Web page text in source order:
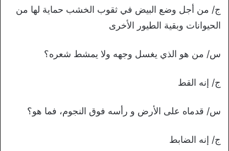
ج/ من أجل وضع البيض في ثقوب الخشب حماية لها من
الحيوانات وبقية الطيور الأخرى
س/ من هو الذي يغسل وجهه ولا يمشط شعره؟
ج/ إنه القط
س/ قدماه على الأرض و رأسه فوق النجوم، فما هو؟
ج/ إنه الضابط